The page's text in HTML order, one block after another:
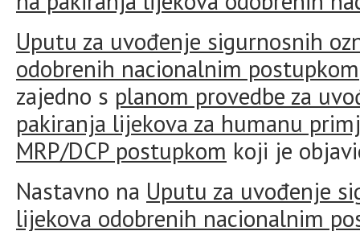
Uputu za uvođenje sigurnosnih
odobrenih nacionalnim postupkom
zajedno s planom provedbe za
pakiranja lijekova za humanu
MRP/DCP postupkom koji je
Nastavno na Uputu za uvođenje
lijekova odobrenih nacionalnim